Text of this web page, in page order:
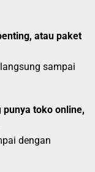
atau paket
sampai
punya toko online,
dengan